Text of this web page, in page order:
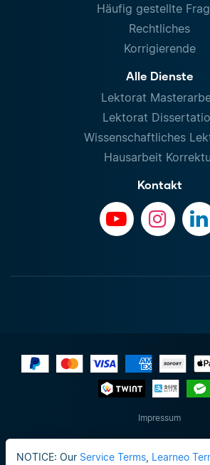
NOTICE: Our Service Terms Learneo
Häufig gestellte
Rechtliches
Korrigierende
Alle Dienste
Lektorat
Lektorat
Wissenschaftliches
Hausarbeit
Kontakt
Impressum